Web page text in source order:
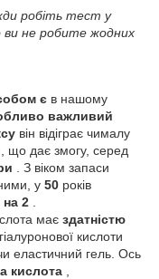
робіть тест у
ви не робите жодних
є в нашому
важливий
він відіграє чималу
що дає змогу, серед
. З віком запаси
у 50 років
на 2
має здатністю
кислоти
еластичний гель. Ось
кислота